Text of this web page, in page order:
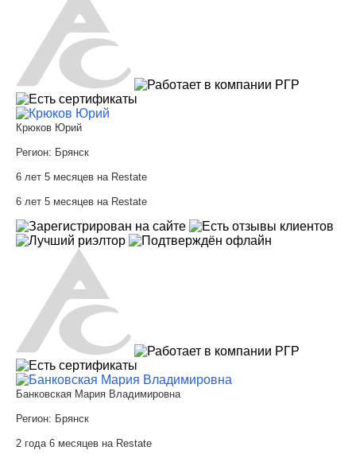
Крюков Юрий
Регион: Брянск
6 лет 5 месяцев на Restate
6 лет 5 месяцев на Restate
Банковская Мария Владимировна
Регион: Брянск
2 года 6 месяцев на Restate